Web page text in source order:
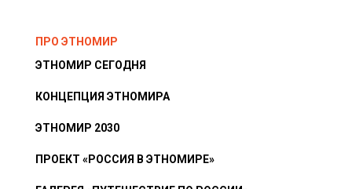
ПРО ЭТНОМИР
ЭТНОМИР СЕГОДНЯ
КОНЦЕПЦИЯ ЭТНОМИРА
ЭТНОМИР 2030
ПРОЕКТ «РОССИЯ В ЭТНОМИРЕ»